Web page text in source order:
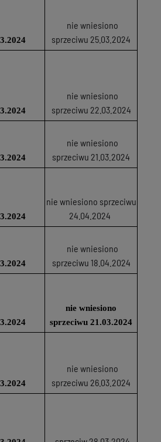
nie wniesiono
sprzeciwu 25.03.2024
nie wniesiono
sprzeciwu 22.03.2024
nie wniesiono
sprzeciwu 21.03.2024
nie wniesiono sprzeciwu
24.04.2024
nie wniesiono
sprzeciwu 18.04.2024
nie wniesiono
sprzeciwu 21.03.2024
nie wniesiono
sprzeciwu 26.03.2024